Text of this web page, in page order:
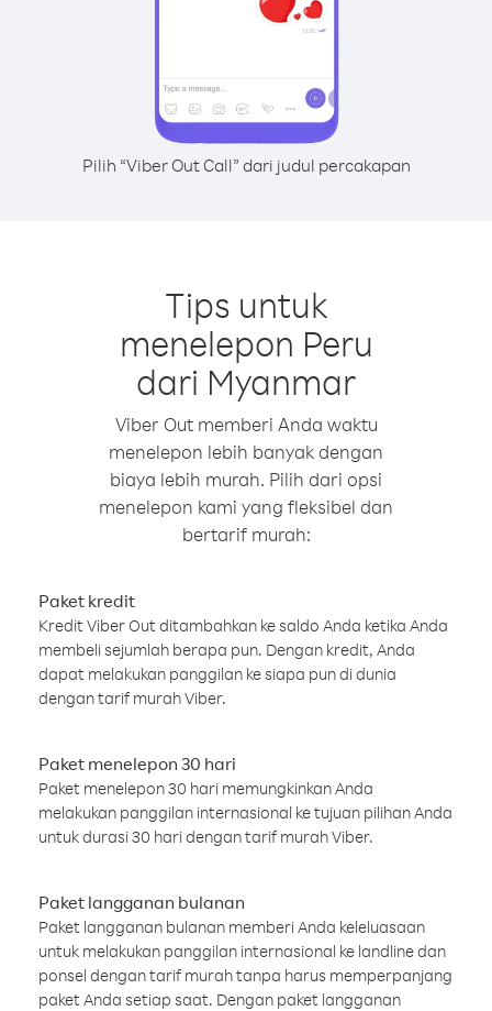
Pilih “Viber Out Call” dari judul percakapan
Tips untuk
menelepon Peru
dari Myanmar
Viber Out memberi Anda waktu
menelepon lebih banyak dengan
biaya lebih murah. Pilih dari opsi
menelepon kami yang fleksibel dan
bertarif murah:
Paket kredit
Kredit Viber Out ditambahkan ke saldo Anda ketika Anda
membeli sejumlah berapa pun. Dengan kredit, Anda
dapat melakukan panggilan ke siapa pun di dunia
dengan tarif murah Viber.
Paket menelepon 30 hari
Paket menelepon 30 hari memungkinkan Anda
melakukan panggilan internasional ke tujuan pilihan Anda
untuk durasi 30 hari dengan tarif murah Viber.
Paket langganan bulanan
Paket langganan bulanan memberi Anda keleluasaan
untuk melakukan panggilan internasional ke landline dan
ponsel dengan tarif murah tanpa harus memperpanjang
paket Anda setiap saat. Dengan paket langganan